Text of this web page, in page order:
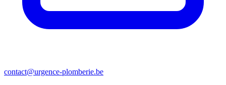
contact@urgence-plomberie.be